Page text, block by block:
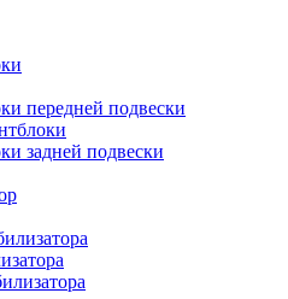
передней подвески
задней подвески